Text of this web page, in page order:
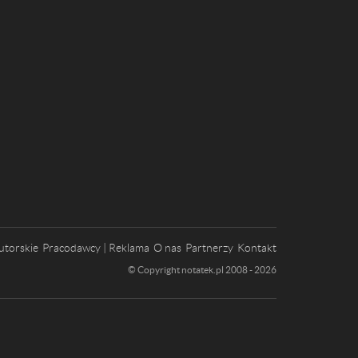
Pracodawcy | Reklama O nas Partnerzy Kontakt
© Copyright notatek.pl 2008 - 2026